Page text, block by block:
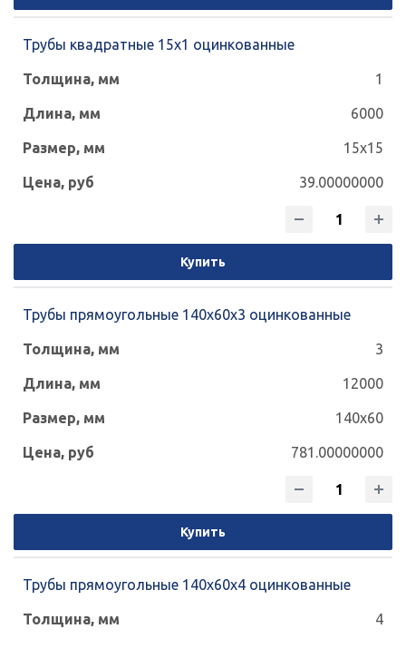
Трубы квадратные 15х1 оцинкованные
1
6000
15x15
39.00000000
Купить
Трубы прямоугольные 140х60х3 оцинкованные
3
12000
140x60
781.00000000
Купить
Трубы прямоугольные 140х60х4 оцинкованные
4